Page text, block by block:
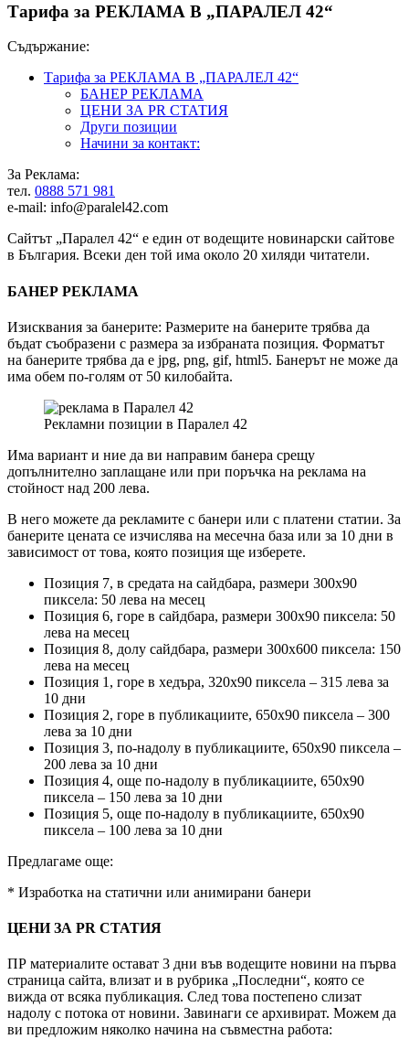
Тарифа за РЕКЛАМА В „ПАРАЛЕЛ 42“
Съдържание:
Тарифа за РЕКЛАМА В „ПАРАЛЕЛ 42“
БАНЕР РЕКЛАМА
ЦЕНИ ЗА PR СТАТИЯ
Други позиции
Начини за контакт:
За Реклама:
тел. 0888 571 981
e-mail: info@paralel42.com
Сайтът „Паралел 42“ е един от водещите новинарски сайтове
в България. Всеки ден той има около 20 хиляди читатели.
БАНЕР РЕКЛАМА
Изисквания за банерите: Размерите на банерите трябва да
бъдат съобразени с размера за избраната позиция. Форматът
на банерите трябва да е jpg, png, gif, html5. Банерът не може да
има обем по-голям от 50 килобайта.
Рекламни позиции в Паралел 42
Има вариант и ние да ви направим банера срещу
допълнително заплащане или при поръчка на реклама на
стойност над 200 лева.
В него можете да рекламите с банери или с платени статии. За
банерите цената се изчислява на месечна база или за 10 дни в
зависимост от това, която позиция ще изберете.
Позиция 7, в средата на сайдбара, размери 300х90
пиксела: 50 лева на месец
Позиция 6, горе в сайдбара, размери 300х90 пиксела: 50
лева на месец
Позиция 8, долу сайдбара, размери 300х600 пиксела: 150
лева на месец
Позиция 1, горе в хедъра, 320х90 пиксела – 315 лева за
10 дни
Позиция 2, горе в публикациите, 650х90 пиксела – 300
лева за 10 дни
Позиция 3, по-надолу в публикациите, 650х90 пиксела –
200 лева за 10 дни
Позиция 4, още по-надолу в публикациите, 650х90
пиксела – 150 лева за 10 дни
Позиция 5, още по-надолу в публикациите, 650х90
пиксела – 100 лева за 10 дни
Предлагаме още:
* Изработка на статични или анимирани банери
ЦЕНИ ЗА PR СТАТИЯ
ПР материалите остават 3 дни във водещите новини на първа
страница сайта, влизат и в рубрика „Последни“, която се
вижда от всяка публикация. След това постепено слизат
надолу с потока от новини. Завинаги се архивират. Можем да
ви предложим няколко начина на съвместна работа: